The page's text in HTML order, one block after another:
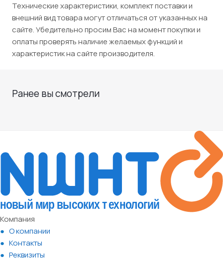
Технические характеристики, комплект поставки и
внешний вид товара могут отличаться от указанных на
сайте. Убедительно просим Вас на момент покупки и
оплаты проверять наличие желаемых функций и
характеристик на сайте производителя.
Ранее вы смотрели
Компания
О компании
Контакты
Реквизиты